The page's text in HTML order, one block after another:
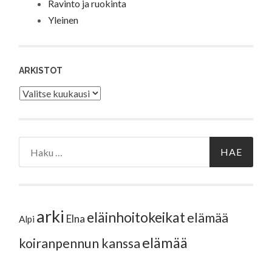
Ravinto ja ruokinta
Yleinen
ARKISTOT
Arkistot
Alpi arki Elna eläinhoitokeikatelämää
koiranpennun kanssaelämää